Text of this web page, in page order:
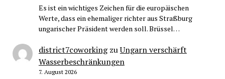
Es ist ein wichtiges Zeichen für die europäischen
Werte, dass ein ehemaliger richter aus Straßburg
ungarischer Präsident werden soll. Brüssel…
district7coworkingzuUngarn verschärft
Wasserbeschränkungen
7. August 2026